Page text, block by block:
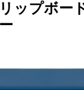
ップボー